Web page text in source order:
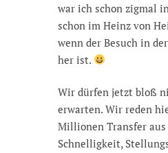
war ich schon zigmal
schon im Heinz von
wenn der Besuch in
her ist.
Wir dürfen jetzt bloß
erwarten. Wir reden
Millionen Transfer aus
Schnelligkeit,